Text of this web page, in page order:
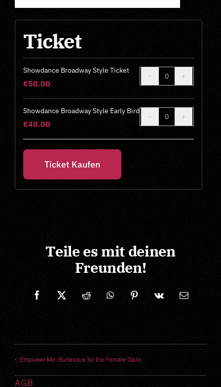
Ticket
Showdance Broadway Style Ticket
€50.00 Anzahl
Showdance Broadway Style Early Bird
€40.00 Anzahl
Ticket Kaufen
Teile es mit deinen
Freunden!
Facebook
X RedditWhatsAppPinterest
Vk
Correo
Empower-Me: Burlesque for the Female Gaze
AGB